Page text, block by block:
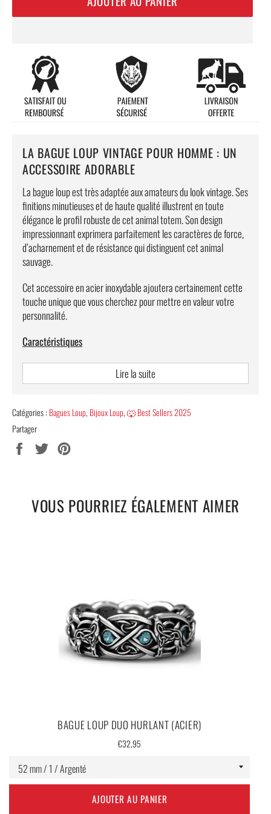
LA BAGUE LOUP VINTAGE POUR HOMME : UN
ACCESSOIRE ADORABLE
La bague loup est très adaptée aux amateurs du look vintage. Ses
finitions minutieuses et de haute qualité illustrent en toute
élégance le profil robuste de cet animal totem. Son design
impressionnant exprimera parfaitement les caractères de force,
d’acharnementet de résistance qui distinguent cet animal
sauvage.
Cet accessoire en acier inoxydable ajoutera certainement cette
touche unique que vous cherchez pour mettre en valeur votre
personnalité.
Caractéristiques
Acier inoxydable de haute qualité.
Confort optimal : aucune gêne lors de son port.
Finitions soignées et réalisées à la main.
Taille Française : circonférence en mm.
Sexe : homme.
🐺 Note:Si vous avez un doute sur le choix de taille, référez-vous
Lire la suite
Catégories : Bagues Loup, Bijoux Loup,🐺 Best Sellers 2025
Partager
Partager Tweeter
VOUS POURRIEZ ÉGALEMENT AIMER
BAGUE LOUP DUO HURLANT (ACIER)
Prix
€32,95
AJOUTER AU PANIER